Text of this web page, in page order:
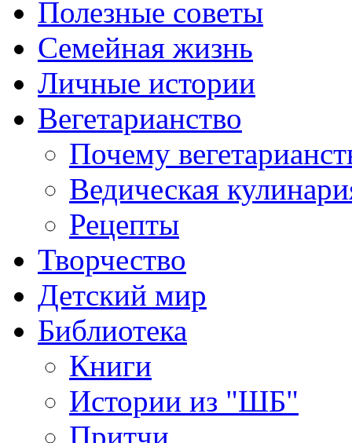
Полезные советы
Семейная жизнь
Личные истории
Вегетарианство
Почему
Ведическая
Рецепты
Творчество
Детский мир
Библиотека
Книги
Истории из "ШБ"